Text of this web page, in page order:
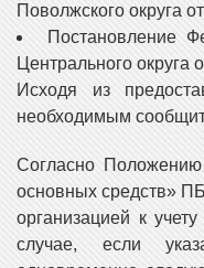
Поволжского округа
Постановление
Центрального
Исходя из
необходимым
Согласно Положению
основных средств»
организацией к
случае, если